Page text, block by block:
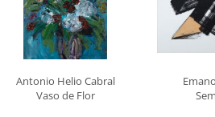
Antonio Helio Cabral
Vaso de Flor